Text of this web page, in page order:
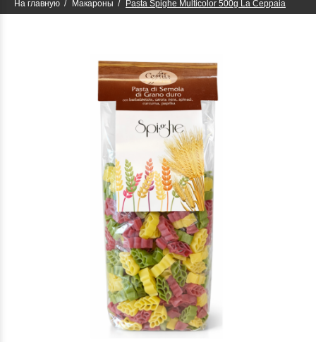
На главную Макароны Pasta Spighe Multicolor 500g La Ceppaia